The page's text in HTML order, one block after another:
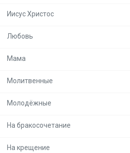
Иисус Христос
Любовь
Мама
Молитвенные
Молодёжные
На бракосочетание
На крещение